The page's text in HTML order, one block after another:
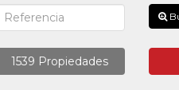
1539 Propiedades